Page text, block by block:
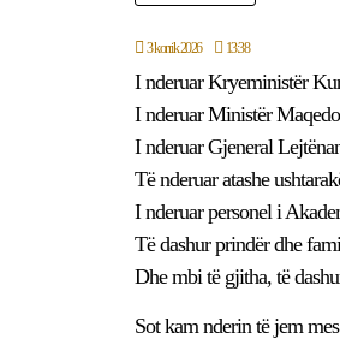
3 korrik 2026 13:38
I nderuar Kryeministër
I nderuar Ministër
I nderuar Gjeneral
Të nderuar atashe
I nderuar personel i
Të dashur prindër dhe
Dhe mbi të gjitha, të
Sot kam nderin të jem